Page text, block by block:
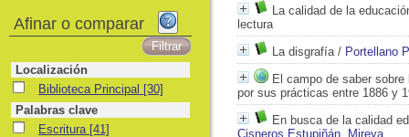
La calidad de la
lectura
La disgrafía/ Portellano
El campo de saber
por sus prácticas entre 1886 y
En busca de la calidad
Cisneros Estupiñán, Mireya.
Afinar o comparar
Localización
Biblioteca Principal
Biblioteca Principal [30]
Palabras clave
EscrituraEscritura [41]